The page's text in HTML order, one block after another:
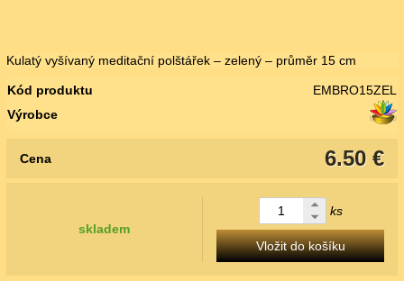
Kulatý vyšívaný meditační polštářek – zelený – průměr 15 cm
Kód produktu
EMBRO15ZEL
Výrobce
6.50 €
Cena
skladem
ks
Vložit do košíku